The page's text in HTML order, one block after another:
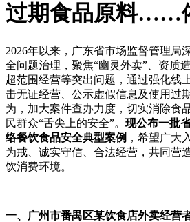
过期食品原料……
2026年以来，广东省市场监督管理局
全问题治理，聚焦“幽灵外卖”、资质
超范围经营等突出问题，通过强化线
击无证经营、公示虚假信息及使用过
为，加大案件查办力度，切实消除食
民群众“舌尖上的安全”。 现公布一批
络餐饮食品安全典型案例 ，希望广大
为戒、诚实守信、合法经营，共同营
饮消费环境。
一、广州市番禺区某饮食店外卖经营